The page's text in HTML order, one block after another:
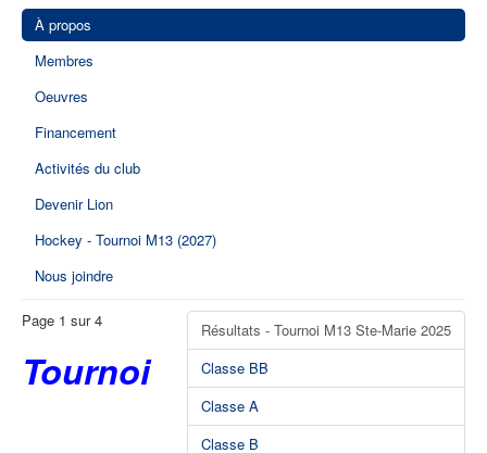
À propos
Membres
Oeuvres
Financement
Activités du club
Devenir Lion
Hockey - Tournoi M13 (2027)
Nous joindre
Résultats - Tournoi M13 Ste-Marie 2025
Classe BB
Classe A
Classe B
Page 1 sur 4
Tournoi